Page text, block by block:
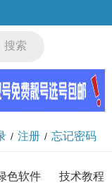
搜索
/ 注册 / 忘记密码
色软件 技术教程